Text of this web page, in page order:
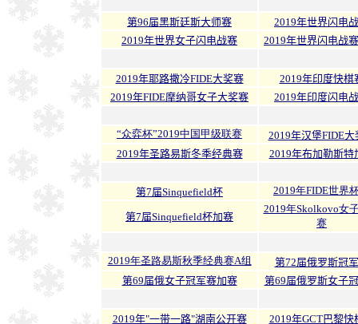
第96届黑斯廷斯大师赛
2019年世界闪电
2019年世界女子闪电战赛
2019年世界闪电战
2019年耶路撒冷FIDE大奖赛
2019年印度快棋
2019年FIDE摩纳哥女子大奖赛
2019年印度闪电
“众弈杯”2019中国甲级联赛
2019年汉堡FIDE大
2019年圣路易斯冬季经典赛
2019年布加勒斯特
第7届Sinquefield杯 2019年FIDE世界
第7届Sinquefield杯加赛
2019年Skolkovo女
赛
2019年圣路易斯秋季经典赛A组
第72届俄罗斯冠
第69届俄女子冠军赛加赛
第69届俄罗斯女子
2019年"一带一路"湖南公开赛
2019年GCT巴黎快